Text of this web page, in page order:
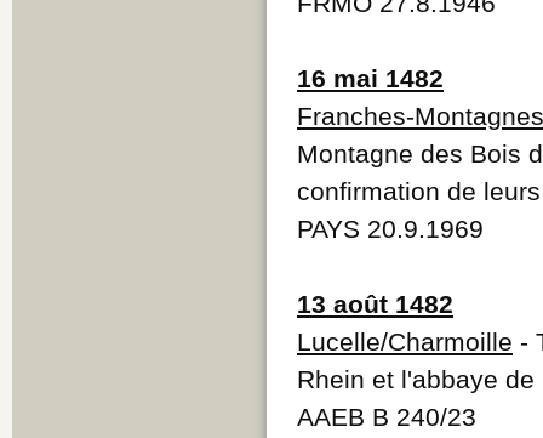
16 mai 1482
Franches-Montagnes
Montagne des Bois
confirmation de
PAYS 20.9.1969
13 août 1482
Lucelle/Charmoille -
Rhein et l'abbaye
AAEB B 240/23